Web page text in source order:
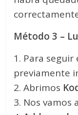
Método 3 –
1. Para
previamente
2. Abrimos
3. Nos vamos